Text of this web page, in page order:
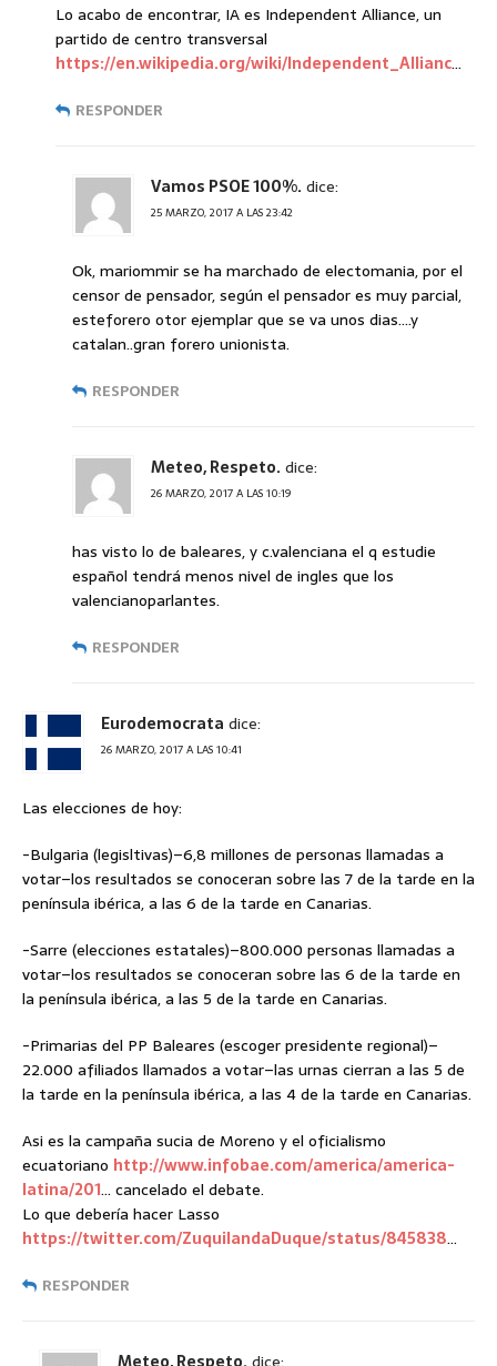
Lo acabo de encontrar, IA es Independent Alliance, un
partido de centro transversal
https://en.wikipedia.org/wiki/Independent_Allianc…
RESPONDER
Vamos PSOE 100%.dice:
25 MARZO, 2017 A LAS 23:42
Ok, mariommir se ha marchado de electomania, por el
censor de pensador, según el pensador es muy parcial,
esteforero otor ejemplar que se va unos dias….y
catalan..gran forero unionista.
RESPONDER
Meteo, Respeto.dice:
26 MARZO, 2017 A LAS 10:19
has visto lo de baleares, y c.valenciana el q estudie
español tendrá menos nivel de ingles que los
valencianoparlantes.
RESPONDER
Eurodemocrata dice:
26 MARZO, 2017 A LAS 10:41
Las elecciones de hoy:
-Bulgaria (legisltivas)–6,8 millones de personas llamadas a
votar–los resultados se conoceran sobre las 7 de la tarde en la
península ibérica, a las 6 de la tarde en Canarias.
-Sarre (elecciones estatales)–800.000 personas llamadas a
votar–los resultados se conoceran sobre las 6 de la tarde en
la península ibérica, a las 5 de la tarde en Canarias.
-Primarias del PP Baleares (escoger presidente regional)–
22.000 afiliados llamados a votar–las urnas cierran a las 5 de
la tarde en la península ibérica, a las 4 de la tarde en Canarias.
Asi es la campaña sucia de Moreno y el oficialismo
ecuatoriano http://www.infobae.com/america/america-
latina/201… cancelado el debate.
Lo que debería hacer Lasso
https://twitter.com/ZuquilandaDuque/status/845838…
RESPONDER